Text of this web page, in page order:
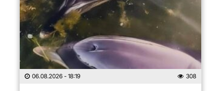
06.08.2026 - 18:19 308